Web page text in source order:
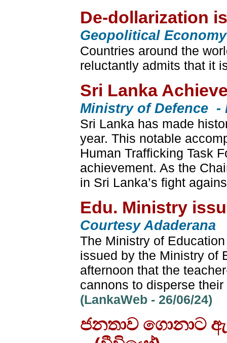
De-dollarization
Geopolitical
Countries around the
reluctantly admits that it
Sri Lanka
Ministry of Defence -
Sri Lanka has made
year. This notable
Human Trafficking Task
achievement. As the
in Sri Lanka’s fight
Edu. Ministry
Courtesy Adaderana
The Ministry of
issued by the Ministry of
afternoon that the
cannons to disperse
(LankaWeb - 26/06/24)
ජනතාව ගොනාට